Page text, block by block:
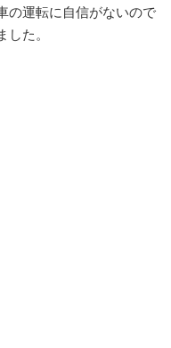
の運転に自信がないので
した。